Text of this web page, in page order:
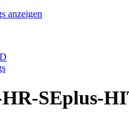
anzeigen
SEplus-